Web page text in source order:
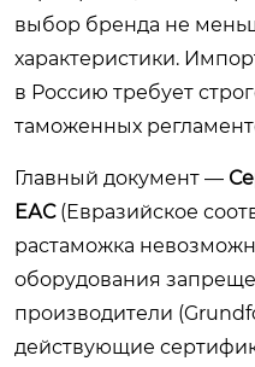
выбор бренда не
характеристики.
в Россию требует
таможенных
Главный документ —
ЕАС(Евразийское
растаможка
оборудования
производители
действующие